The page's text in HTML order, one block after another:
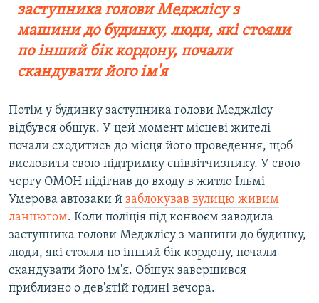
заступника голови Меджлісу з
машини до будинку, люди, які стояли
по інший бік кордону, почали
скандувати його ім'я
Потім у будинку заступника голови Меджлісу
відбувся обшук. У цей момент місцеві жителі
почали сходитись до місця його проведення, щоб
висловити свою підтримку співвітчизнику. У свою
чергу ОМОН підігнав до входу в житло Ільмі
Умерова автозаки й заблокував вулицю живим
ланцюгом. Коли поліція під конвоєм заводила
заступника голови Меджлісу з машини до будинку,
люди, які стояли по інший бік кордону, почали
скандувати його ім'я. Обшук завершився
приблизно о дев'ятій годині вечора.